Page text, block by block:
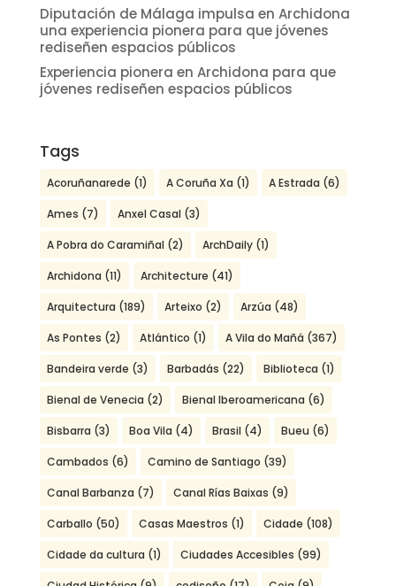
Diputación de Málaga impulsa en Archidona
una experiencia pionera para que jóvenes
rediseñen espacios públicos
Experiencia pionera en Archidona para que
jóvenes rediseñen espacios públicos
Tags
Acoruñanarede (1) A Coruña Xa (1) A Estrada (6)
Ames (7) Anxel Casal (3)
A Pobra do Caramiñal (2) ArchDaily(1)
Archidona (11) Architecture (41)
Arquitectura (189) Arteixo (2) Arzúa (48)
As Pontes (2) Atlántico (1) A Vila do Mañá (367)
Bandeira verde (3) Barbadás (22) Biblioteca (1)
Bienal de Venecia (2) Bienal Iberoamericana (6)
Bisbarra (3) Boa Vila (4) Brasil (4) Bueu (6)
Cambados (6) Camino de Santiago (39)
Canal Barbanza (7) Canal Rías Baixas (9)
Carballo (50) Casas Maestros (1) Cidade (108)
Cidade da cultura (1) Ciudades Accesibles (99)